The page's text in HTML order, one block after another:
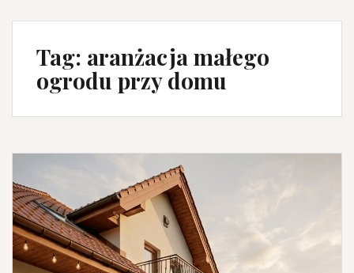
Tag: aranżacja małego
ogrodu przy domu